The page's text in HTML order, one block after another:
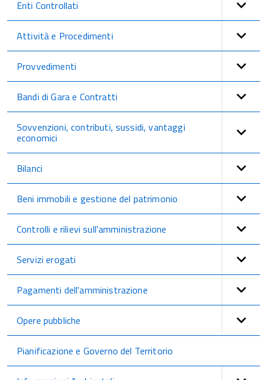
Enti Controllati
Attività e Procedimenti
Provvedimenti
Bandi di Gara e Contratti
Sovvenzioni, contributi, sussidi, vantaggi
economici
Bilanci
Beni immobili e gestione del patrimonio
Controlli e rilievi sull'amministrazione
Servizi erogati
Pagamenti dell'amministrazione
Opere pubbliche
Pianificazione e Governo del Territorio